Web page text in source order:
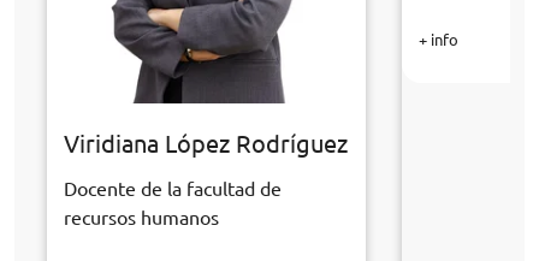
Viridiana López Rodríguez
Docente de la facultad de
recursos humanos
+ info